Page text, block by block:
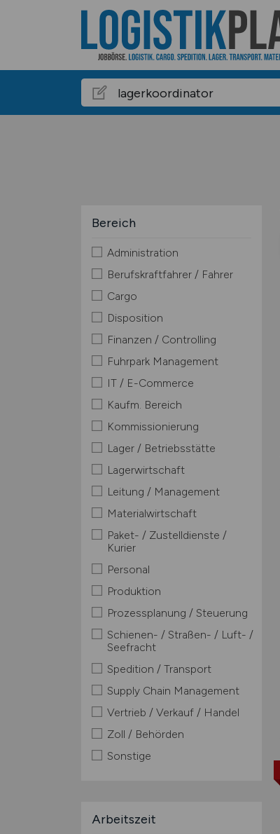
Bereich
Administration
Berufskraftfahrer / Fahrer
Cargo
Disposition
Finanzen / Controlling
Fuhrpark Management
IT / E-Commerce
Kaufm. Bereich
Kommissionierung
Lager / Betriebsstätte
Lagerwirtschaft
Leitung / Management
Materialwirtschaft
Paket- / Zustelldienste /
Kurier
Personal
Produktion
Prozessplanung / Steuerung
Schienen- / Straßen- / Luft- /
Seefracht
Spedition / Transport
Supply Chain Management
Vertrieb / Verkauf / Handel
Zoll / Behörden
Sonstige
Arbeitszeit